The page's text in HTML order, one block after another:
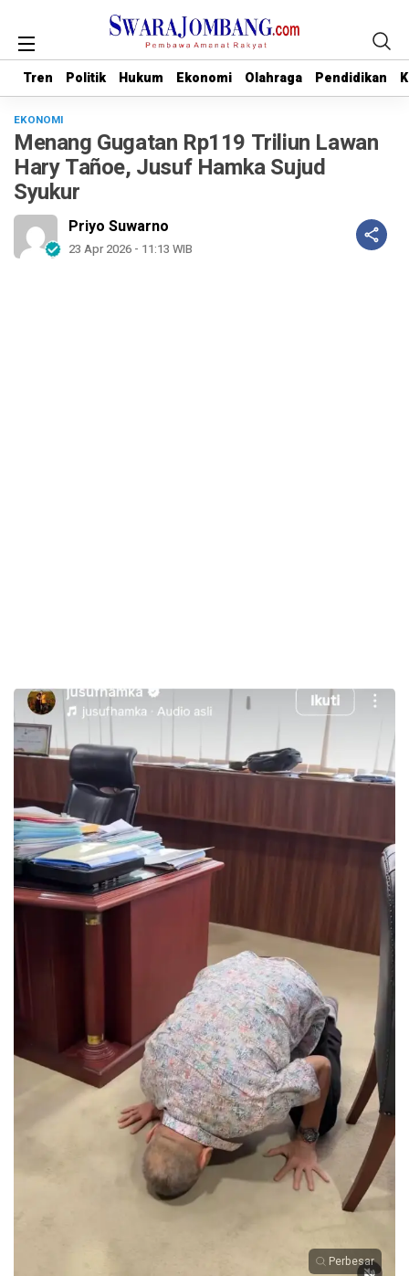
Tren Politik Hukum Ekonomi Olahraga Pendidikan
Tren Politik Hukum Ekonomi Olahraga Pendidikan
EKONOMI
Menang Gugatan Rp119 Triliun Lawan
Hary Tañoe, Jusuf Hamka Sujud
Syukur
Priyo Suwarno
23 Apr 2026 - 11:13 WIB
Perbesar